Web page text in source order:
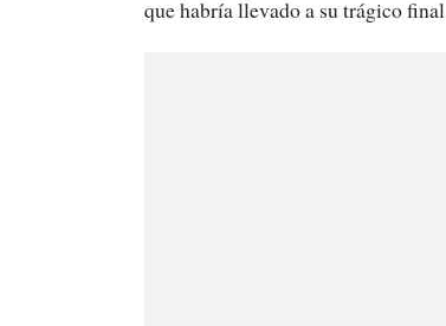
que habría llevado a su trágico